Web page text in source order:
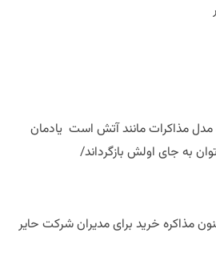
و مدل مذاکرات مانند آتش است یادمان
به جای اولش بازگرداند/
مذاکره خرید برای مدیران شرکت حایر